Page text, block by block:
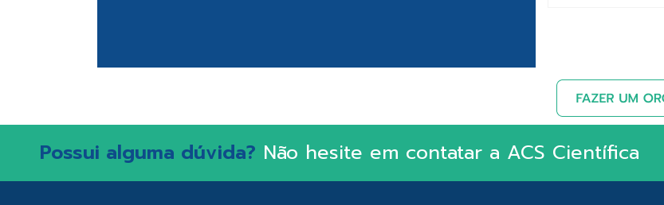
Possui alguma dúvida? Não hesite em contatar a ACS Científica